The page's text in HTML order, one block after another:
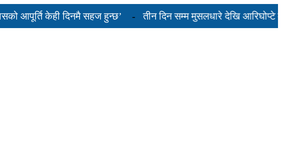
केही दिनमै सहज हुन्छ’
तीन दिन सम्म मुसलधारे देखि आरिघोप्टे